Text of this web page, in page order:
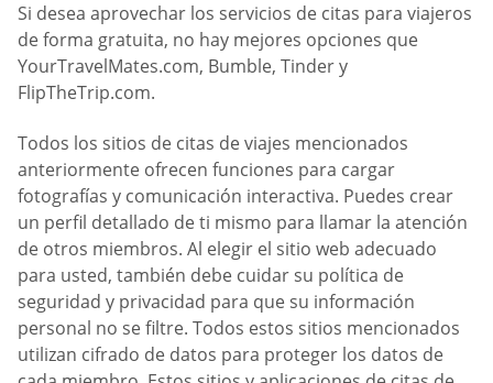
Si desea aprovechar los servicios de citas para viajeros
de forma gratuita, no hay mejores opciones que
YourTravelMates.com, Bumble, Tinder y
FlipTheTrip.com.
Todos los sitios de citas de viajes mencionados
anteriormente ofrecen funciones para cargar
fotografías y comunicación interactiva. Puedes crear
un perfil detallado de ti mismo para llamar la atención
de otros miembros. Al elegir el sitio web adecuado
para usted, también debe cuidar su política de
seguridad y privacidad para que su información
personal no se filtre. Todos estos sitios mencionados
utilizan cifrado de datos para proteger los datos de